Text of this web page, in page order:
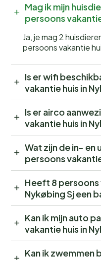
Mag ik mijn
persoons
Ja, je mag 2
persoons vakantie
Is er wifi
vakantie huis in
Is er airco
vakantie huis in
Wat zijn de in-
persoons
Heeft 8 persoons
Nykøbing Sj een
Kan ik mijn auto
vakantie huis in
Kan ik zwemmen